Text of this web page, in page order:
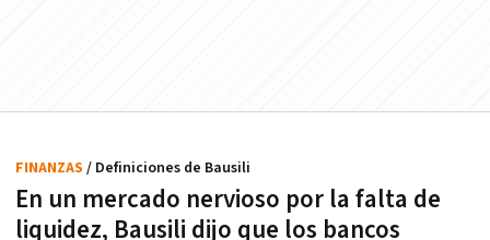
En un mercado nervioso por la falta de
liquidez, Bausili dijo que los bancos
FINANZAS / Definiciones de Bausili